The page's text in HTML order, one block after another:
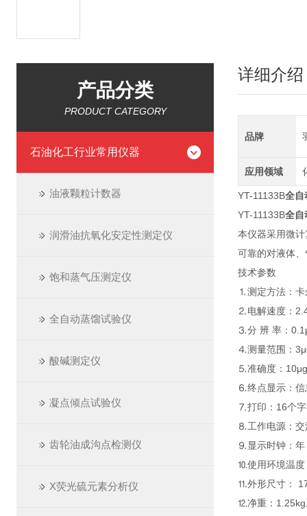
产品分类
PRODUCT CATEGORY
石油化工行业常用仪器
油液颗粒计数器
润滑油抗氧化安定性测定仪
饱和蒸气压测定仪
全自动蒸馏试验仪
酸碱测定仪
凝点倾点试验仪
齿轮油成沟点检测仪
X荧光硫元素分析仪
详细介绍
品牌
应用领域
YT-11133B全自
YT-11133B全自
本仪器采用微
可靠的对液体
技术参数
⒈测定方法：卡
⒉电解速度：
⒊分 辨 率：
⒋测量范围：
⒌准确度：
⒍终点显示：信
⒎打印：16个
⒏工作电源：交
⒐显示时钟：年
⒑使用环境温
⒒外形尺寸：
⒓净重：1.25kg